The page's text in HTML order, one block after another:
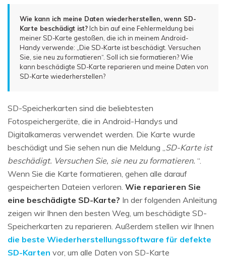
Wie kann ich meine Daten wiederherstellen, wenn SD-
Karte beschädigt ist? Ich bin auf eine Fehlermeldung bei
meiner SD-Karte gestoßen, die ich in meinem Android-
Handy verwende: „Die SD-Karte ist beschädigt. Versuchen
Sie, sie neu zu formatieren“. Soll ich sie formatieren? Wie
kann beschädigte SD-Karte reparieren und meine Daten von
SD-Karte wiederherstellen?
SD-Speicherkarten sind die beliebtesten
Fotospeichergeräte, die in Android-Handys und
Digitalkameras verwendet werden. Die Karte wurde
beschädigt und Sie sehen nun die Meldung „ SD-Karte ist
beschädigt. Versuchen Sie, sie neu zu formatieren. “.
Wenn Sie die Karte formatieren, gehen alle darauf
gespeicherten Dateien verloren. Wie reparieren Sie
eine beschädigte SD-Karte? In der folgenden Anleitung
zeigen wir Ihnen den besten Weg, um beschädigte SD-
Speicherkarten zu reparieren. Außerdem stellen wir Ihnen
die beste Wiederherstellungssoftware für defekte
SD-Karten vor, um alle Daten von SD-Karte